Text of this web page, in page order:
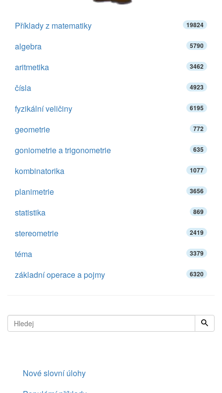
Příklady z matematiky 19824
algebra 5790
aritmetika 3462
čísla 4923
fyzikální veličiny 6195
geometrie 772
goniometrie a trigonometrie 635
kombinatorika 1077
planimetrie 3656
statistika 869
stereometrie 2419
téma 3379
základní operace a pojmy 6320
Nové slovní úlohy